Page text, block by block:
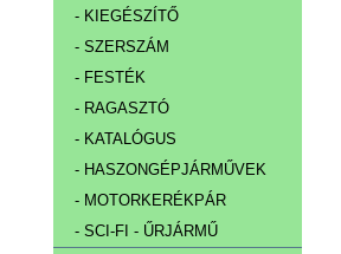
- KIEGÉSZÍTŐ
- SZERSZÁM
- FESTÉK
- RAGASZTÓ
- KATALÓGUS
- HASZONGÉPJÁRMŰVEK
- MOTORKERÉKPÁR
- SCI-FI - ŰRJÁRMŰ